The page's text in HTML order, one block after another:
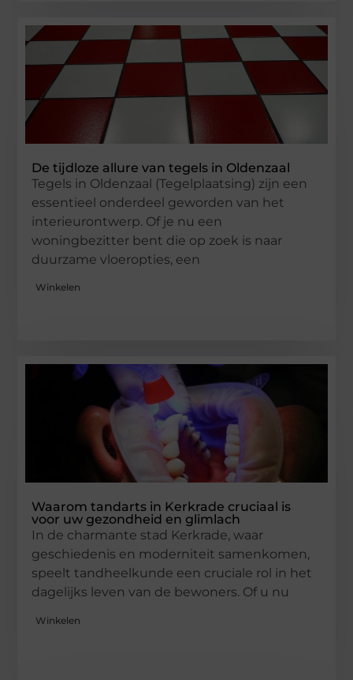
De tijdloze allure van tegels in Oldenzaal
Tegels in Oldenzaal (Tegelplaatsing) zijn een
essentieel onderdeel geworden van het
interieurontwerp. Of je nu een
woningbezitter bent die op zoek is naar
duurzame vloeropties, een
Winkelen
Waarom tandarts in Kerkrade cruciaal is
voor uw gezondheid en glimlach
In de charmante stad Kerkrade, waar
geschiedenis en moderniteit samenkomen,
speelt tandheelkunde een cruciale rol in het
dagelijks leven van de bewoners. Of u nu
Winkelen